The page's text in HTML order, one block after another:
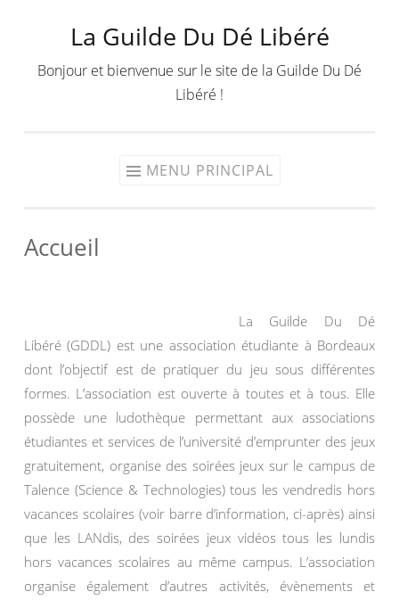
contenu
La Guilde Du Dé Libéré
Bonjour et bienvenue sur le site de la Guilde Du Dé
Libéré !
MENU PRINCIPAL
Accueil
La Guilde Du Dé
Libéré (GDDL) est une association étudiante à Bordeaux
dont l’objectif est de pratiquer du jeu sous différentes
formes. L’association est ouverte à toutes et à tous. Elle
possède une ludothèque permettant aux associations
étudiantes et services de l’université d’emprunter des jeux
gratuitement, organise des soirées jeux sur le campus de
Talence (Science & Technologies) tous les vendredis hors
vacances scolaires (voir barre d’information, ci-après) ainsi
que les LANdis, des soirées jeux vidéos tous les lundis
hors vacances scolaires au même campus. L’association
organise également d’autres activités, évènements et